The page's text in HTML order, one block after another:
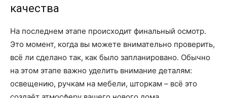
качества
На последнем этапе происходит финальный осмотр.
Это момент, когда вы можете внимательно проверить,
всё ли сделано так, как было запланировано. Обычно
на этом этапе важно уделить внимание деталям:
освещению, ручкам на мебели, шторкам – всё это